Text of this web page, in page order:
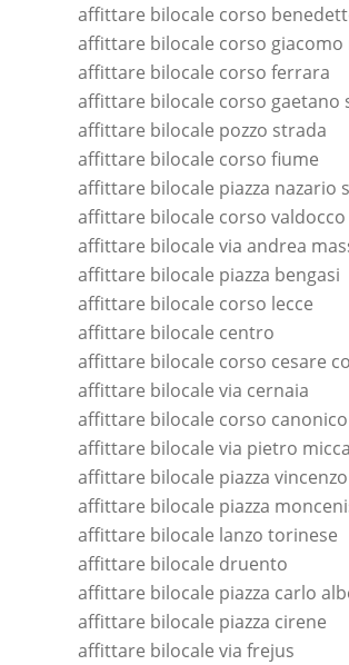
affittare bilocale corso
affittare bilocale corso
affittare bilocale corso ferrara
affittare bilocale corso gaetano
affittare bilocale pozzo strada
affittare bilocale corso fiume
affittare bilocale piazza nazario
affittare bilocale corso valdocco
affittare bilocale via andrea
affittare bilocale piazza bengasi
affittare bilocale corso lecce
affittare bilocale centro
affittare bilocale corso cesare
affittare bilocale via cernaia
affittare bilocale via pietro micca
affittare bilocale piazza
affittare bilocale piazza
affittare bilocale lanzo torinese
affittare bilocale druento
affittare bilocale piazza carlo
affittare bilocale piazza cirene
affittare bilocale via frejus